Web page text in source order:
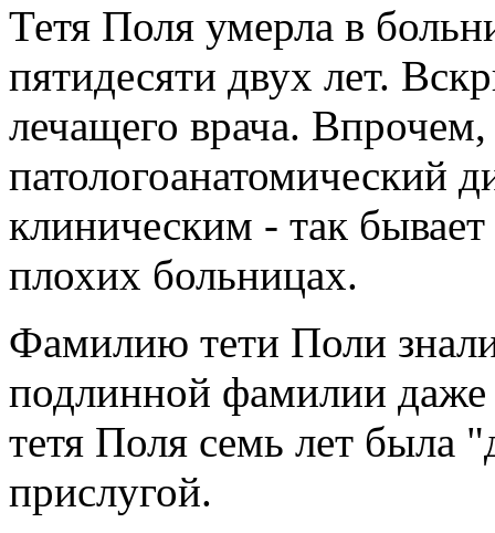
Тетя Поля умерла в
пятидесяти двух лет.
лечащего врача.
патологоанатомический
клиническим - так
плохих больницах.
Фамилию тети Поли
подлинной фамилии даже
тетя Поля семь лет была
прислугой.